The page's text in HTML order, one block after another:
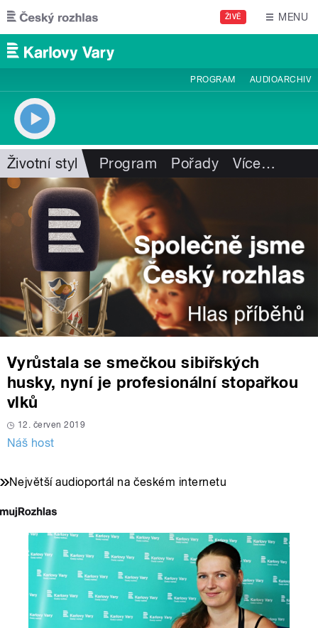
Přejít k hlavnímu obsahu
ŽIVĚ MENU
PROGRAM AUDIOARCHIV
Životní styl Program Pořady Více…
Vyrůstala se smečkou sibiřských
husky, nyní je profesionální stopařkou
vlků
12. červen 2019
Náš host
Největší audioportál na českém internetu